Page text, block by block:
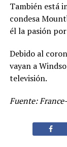
También está
condesa
él la pasión
Debido al
vayan a
televisión.
Fuente: